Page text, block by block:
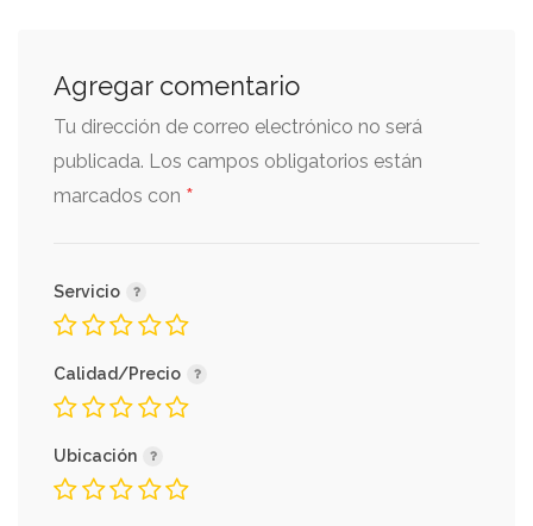
Agregar comentario
Tu dirección de correo electrónico no será
publicada. Los campos obligatorios están
marcados con *
Servicio
Calidad/Precio
Ubicación